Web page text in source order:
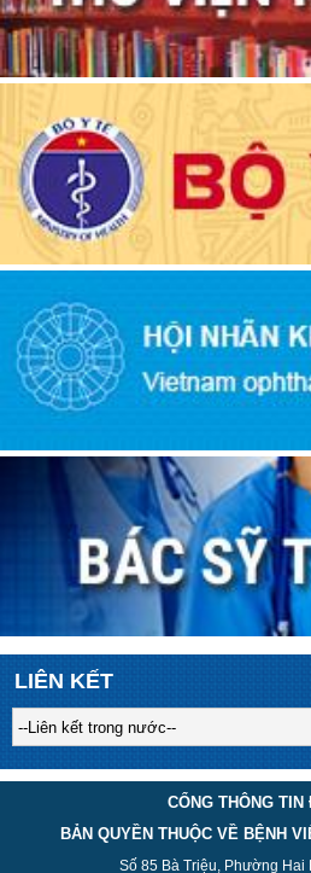
LIÊN KẾT
CỔNG THÔNG
BẢN QUYỀN THUỘC VỀ BỆNH
Số 85 Bà Triệu, Phường Hai